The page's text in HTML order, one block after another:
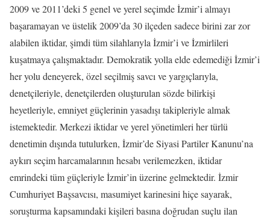
2009 ve 2011’deki 5 genel ve yerel seçimde İzmir’i almayı
başaramayan ve üstelik 2009’da 30 ilçeden sadece birini zar zor
alabilen iktidar, şimdi tüm silahlarıyla İzmir’i ve İzmirlileri
kuşatmaya çalışmaktadır. Demokratik yolla elde edemediği İzmir’i
her yolu deneyerek, özel seçilmiş savcı ve yargıçlarıyla,
denetçileriyle, denetçilerden oluşturulan sözde bilirkişi
heyetleriyle, emniyet güçlerinin yasadışı takipleriyle almak
istemektedir. Merkezi iktidar ve yerel yönetimleri her türlü
denetimin dışında tutulurken, İzmir’de Siyasi Partiler Kanunu’na
aykırı seçim harcamalarının hesabı verilemezken, iktidar
emrindeki tüm güçleriyle İzmir’in üzerine gelmektedir. İzmir
Cumhuriyet Başsavcısı, masumiyet karinesini hiçe sayarak,
soruşturma kapsamındaki kişileri basına doğrudan suçlu ilan